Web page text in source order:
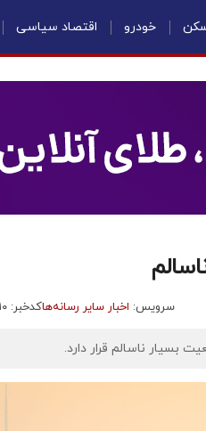
خودرو اقتصاد سیاسی
سرویس: اخبار سایر رسانه‌هاکدخبر: ۷۱۷۸۱۰